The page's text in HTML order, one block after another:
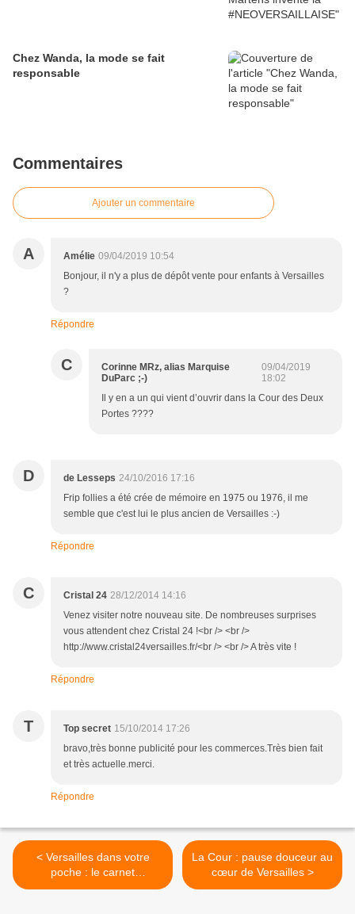
Chez Wanda, la mode se fait
responsable
Commentaires
Ajouter un commentaire
A Amélie 09/04/2019 10:54
Bonjour, il n'y a plus de dépôt vente pour enfants à Versailles
?
Répondre
C
Corinne MRz, alias Marquise
DuParc ;-)
09/04/2019
18:02
Il y en a un qui vient d’ouvrir dans la Cour des Deux
Portes ????
D de Lesseps 24/10/2016 17:16
Frip follies a été crée de mémoire en 1975 ou 1976, il me
semble que c'est lui le plus ancien de Versailles :-)
Répondre
C Cristal 24 28/12/2014 14:16
Venez visiter notre nouveau site. De nombreuses surprises
vous attendent chez Cristal 24 !<br /> <br />
http://www.cristal24versailles.fr/<br /> <br /> A très vite !
Répondre
T Top secret 15/10/2014 17:26
bravo,très bonne publicité pour les commerces.Très bien fait
et très actuelle.merci.
Répondre
< Versailles dans votre
poche : le carnet
d’adresses de Caroline
La Cour : pause douceur au
cœur de Versailles >